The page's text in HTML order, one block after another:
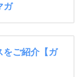
ガ
をご紹介【ガ